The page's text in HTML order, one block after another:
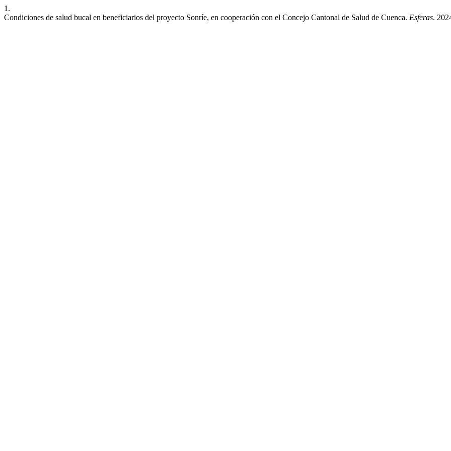
1.
Condiciones de salud bucal en beneficiarios del proyecto Sonríe, en cooperación con el Concejo Cantonal de Salud de Cuenca. Esferas.